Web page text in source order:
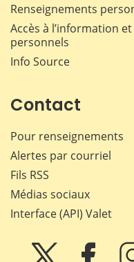
Renseignements
Accès à l’information
personnels
Info Source
Contact
Pour renseignements
Alertes par courriel
Fils RSS
Médias sociaux
Interface (API) Valet